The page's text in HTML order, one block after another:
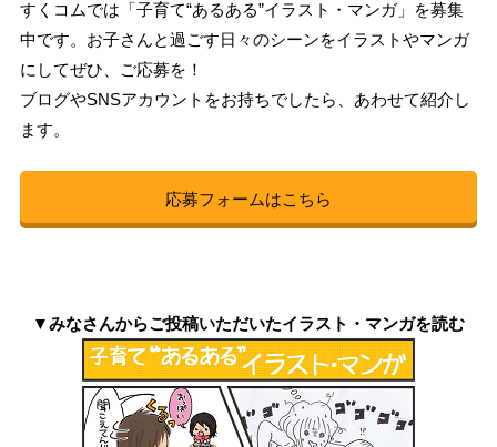
すくコムでは「子育て“あるある”イラスト・マンガ」を募集
中です。お子さんと過ごす日々のシーンをイラストやマンガ
にしてぜひ、ご応募を！
ブログやSNSアカウントをお持ちでしたら、あわせて紹介し
ます。
応募フォームはこちら
▼みなさんからご投稿いただいたイラスト・マンガを読む